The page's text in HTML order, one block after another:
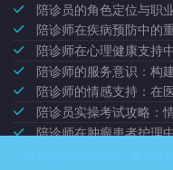
陪诊员的角色定位与职
陪诊师在疾病预防中的
陪诊师在心理健康支持
陪诊师的服务意识：构
陪诊师的情感支持：在
陪诊员实操考试攻略：
陪诊师在肿瘤患者护理